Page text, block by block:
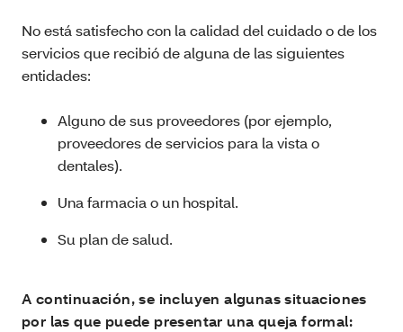
No está satisfecho con la calidad del cuidado o de los
servicios que recibió de alguna de las siguientes
entidades:
Alguno de sus proveedores (por ejemplo,
proveedores de servicios para la vista o
dentales).
Una farmacia o un hospital.
Su plan de salud.
A continuación, se incluyen algunas situaciones
por las que puede presentar una queja formal: